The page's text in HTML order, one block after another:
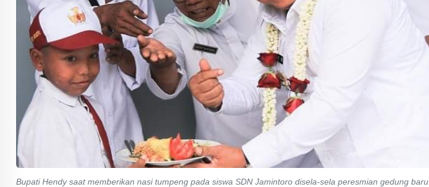
Bupati Hendy saat memberikan nasi tumpeng pada siswa SDN Jamintoro disela-sela peresmian gedung baru.